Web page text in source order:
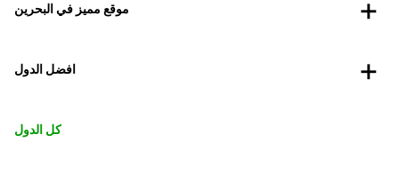
موقع مميز في البحرين
افضل الدول
كل الدول